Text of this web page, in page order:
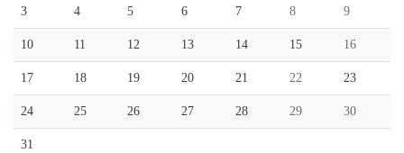
3 4 5 6 7 8 9
10 11 12 13 14 15 16
17 18 19 20 21 22 23
24 25 26 27 28 29 30
31